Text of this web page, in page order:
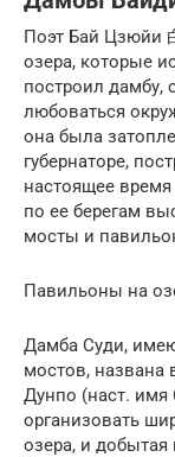
Поэт Бай Цзюйи
озера, которые
построил дамбу,
любоваться
она была
губернаторе,
настоящее
по ее берегам
мосты и
Павильоны на
Дамба Суди,
мостов, названа
Дунпо (наст. имя
организовать
озера, и